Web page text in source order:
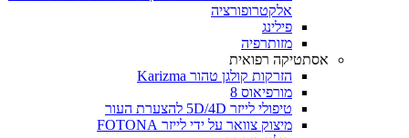
אלקטרופורציה
פילינג
מזותרפיה
אסתטיקה רפואית
הזרקות קולגן טהור Karizma
מורפיאוס 8
טיפולי לייזר 5D/4D להצערת העור
מיצוק צוואר על ידי לייזר FOTONA